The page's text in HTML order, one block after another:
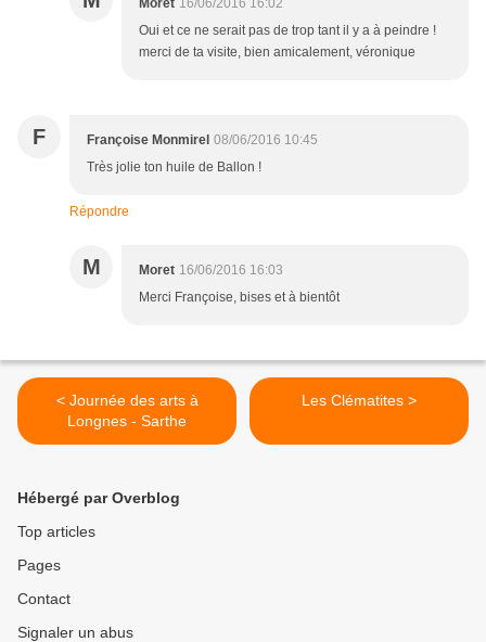
Moret 16/06/2016 16:02
Oui et ce ne serait pas de trop tant il y a à peindre !
merci de ta visite, bien amicalement, véronique
F Françoise Monmirel 08/06/2016 10:45
Très jolie ton huile de Ballon !
Répondre
M Moret 16/06/2016 16:03
Merci Françoise, bises et à bientôt
< Journée des arts à
Longnes - Sarthe
Les Clématites >
Hébergé par Overblog
Top articles
Pages
Contact
Signaler un abus